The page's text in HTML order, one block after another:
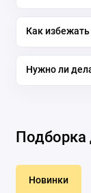
Как
Нужно ли
Подборка
Новинки